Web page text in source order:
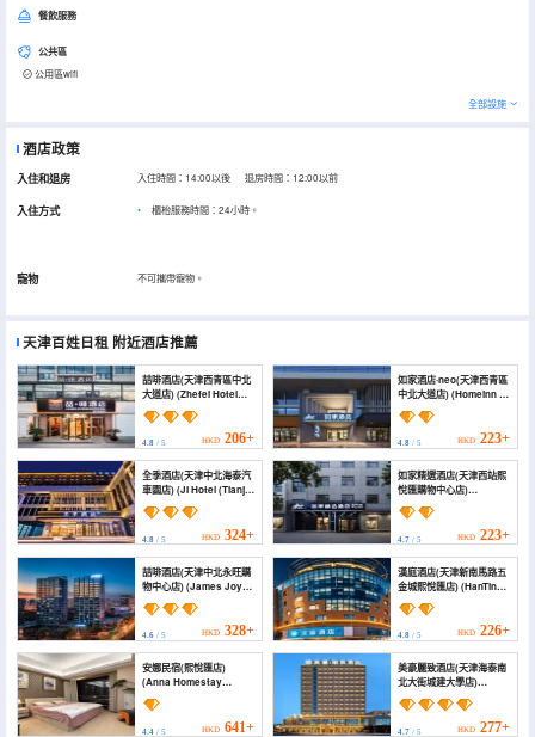
餐飲服務
公共區
公用區wifi
全部設施
酒店政策
入住和退房 入住時間：14:00以後 退房時間：12:00以前
入住方式 櫃枱服務時間：24小時。
寵物 不可攜帶寵物。
天津百姓日租 附近酒店推薦
喆啡酒店(天津西青區中北
大道店) (Zhefei Hotel
(Tianjin Zhongbei Town
Government Canal
Culture Center
Branch))
4.8 / 5 HKD 206+
如家酒店·neo(天津西青區
中北大道店) (Homeinn ·
neo (Tianjin Xiqing
District Zhongbei
Avenue))
4.8/ 5 HKD 223+
全季酒店(天津中北海泰汽
車園店) (JI Hotel (Tianjin
Zhonghai Beitai
Qicheyuan))
4.8 / 5 HKD 324+
如家精選酒店(天津西站熙
悅匯購物中心店)
(Homeinn Plus Hotel
(Tianjin West Station
Xiyuehui Shopping
Center))
4.7/ 5 HKD 223+
喆啡酒店(天津中北永旺購
物中心店) (James Joyce
Coffetel Hotel (Tianjin
Zhongbei Aeon
Shopping Center))
4.6 / 5 HKD 328+
漢庭酒店(天津新南馬路五
金城熙悅匯店) (HanTing
Hotel (Tianjin Xinnanma
Road Wujincheng
Xiyuehui))
4.8/ 5 HKD 226+
安娜民宿(熙悅匯店)
(Anna Homestay
(Xiyuehui Branch))
4.4 / 5 HKD 641+
美豪麗致酒店(天津海泰南
北大街城建大學店)
(MEHOOD LESTIE
HOTEL（Tianjin Haitai
North-South Street,
4.7/ 5 HKD 277+